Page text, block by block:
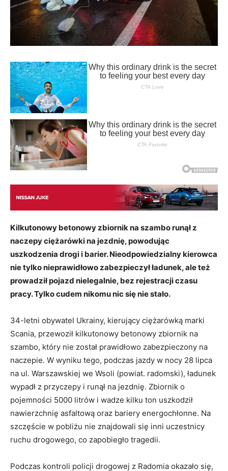
Kilkutonowy betonowy zbiornik na szambo runął z
naczepy ciężarówki na jezdnię, powodując
uszkodzenia drogi i barier. Nieodpowiedzialny kierowca
nie tylko nieprawidłowo zabezpieczył ładunek, ale też
prowadził pojazd nielegalnie, bez rejestracji czasu
pracy. Tylko cudem nikomu nic się nie stało.
34-letni obywatel Ukrainy, kierujący ciężarówką marki
Scania, przewoził kilkutonowy betonowy zbiornik na
szambo, który nie został prawidłowo zabezpieczony na
naczepie. W wyniku tego, podczas jazdy w nocy 28 lipca
na ul. Warszawskiej we Wsoli (powiat. radomski), ładunek
wypadł z przyczepy i runął na jezdnię. Zbiornik o
pojemności 5000 litrów i wadze kilku ton uszkodził
nawierzchnię asfaltową oraz bariery energochłonne. Na
szczęście w pobliżu nie znajdowali się inni uczestnicy
ruchu drogowego, co zapobiegło tragedii.
Podczas kontroli policji drogowej z Radomia okazało się,